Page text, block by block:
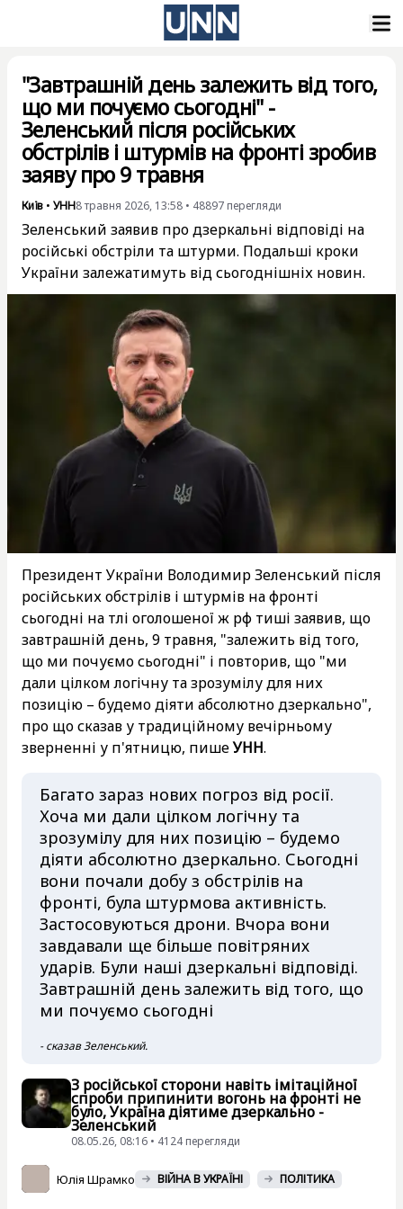
"Завтрашній день залежить від того,
що ми почуємо сьогодні" -
Зеленський після російських
обстрілів і штурмів на фронті зробив
заяву про 9 травня
Київ • УНН8 травня 2026, 13:58 • 48897 перегляди
Зеленський заявив про дзеркальні відповіді на
російські обстріли та штурми. Подальші кроки
України залежатимуть від сьогоднішніх новин.
Президент України Володимир Зеленський після
російських обстрілів і штурмів на фронті
сьогодні на тлі оголошеної ж рф тиші заявив, що
завтрашній день, 9 травня, "залежить від того,
що ми почуємо сьогодні" і повторив, що "ми
дали цілком логічну та зрозумілу для них
позицію – будемо діяти абсолютно дзеркально",
про що сказав у традиційному вечірньому
зверненні у п'ятницю, пишеУНН.
Багато зараз нових погроз від росії.
Хоча ми дали цілком логічну та
зрозумілу для них позицію – будемо
діяти абсолютно дзеркально. Сьогодні
вони почали добу з обстрілів на
фронті, була штурмова активність.
Застосовуються дрони. Вчора вони
завдавали ще більше повітряних
ударів. Були наші дзеркальні відповіді.
Завтрашній день залежить від того, що
ми почуємо сьогодні
- сказав Зеленський.
З російської сторони навіть імітаційної
спроби припинити вогонь на фронті не
було, Україна діятиме дзеркально -
Зеленський
08.05.26, 08:16 • 4124 перегляди
Юлія Шрамко ВІЙНА В УКРАЇНІ ПОЛІТИКА